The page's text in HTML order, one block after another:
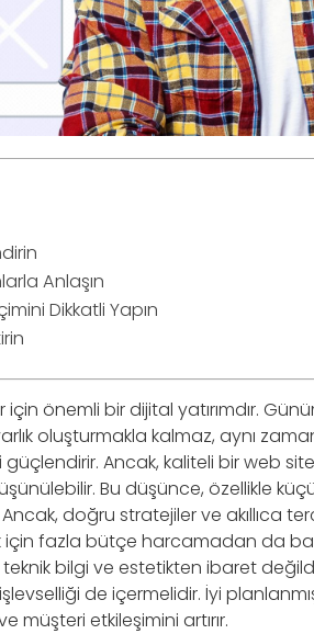
Anlaşın
Dikkatli Yapın
önemli bir dijital yatırımdır.
oluşturmakla kalmaz, aynı
güçlendirir. Ancak, kaliteli bir web
Bu düşünce, özellikle
doğru stratejiler ve akıllıca
fazla bütçe harcamadan da
teknik bilgi ve estetikten ibaret
de içermelidir. İyi
müşteri etkileşimini artırır.